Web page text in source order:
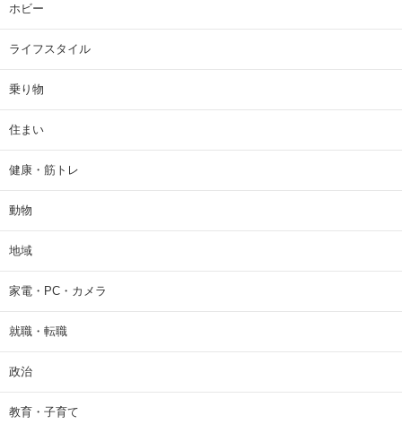
ホビー
ライフスタイル
乗り物
住まい
健康・筋トレ
動物
地域
家電・PC・カメラ
就職・転職
政治
教育・子育て